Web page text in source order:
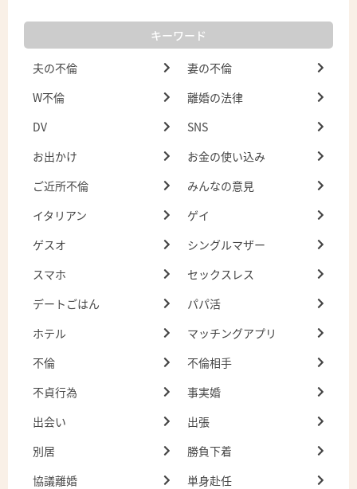
キーワード
夫の不倫
妻の不倫
W不倫
離婚の法律
DV
SNS
お出かけ
お金の使い込み
ご近所不倫
みんなの意見
イタリアン
ゲイ
ゲスオ
シングルマザー
スマホ
セックスレス
デートごはん
パパ活
ホテル
マッチングアプリ
不倫
不倫相手
不貞行為
事実婚
出会い
出張
別居
勝負下着
協議離婚
単身赴任